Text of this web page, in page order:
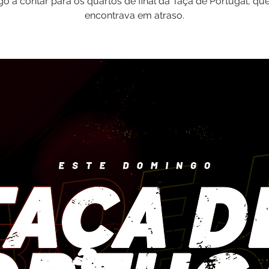
encontrava em atraso.